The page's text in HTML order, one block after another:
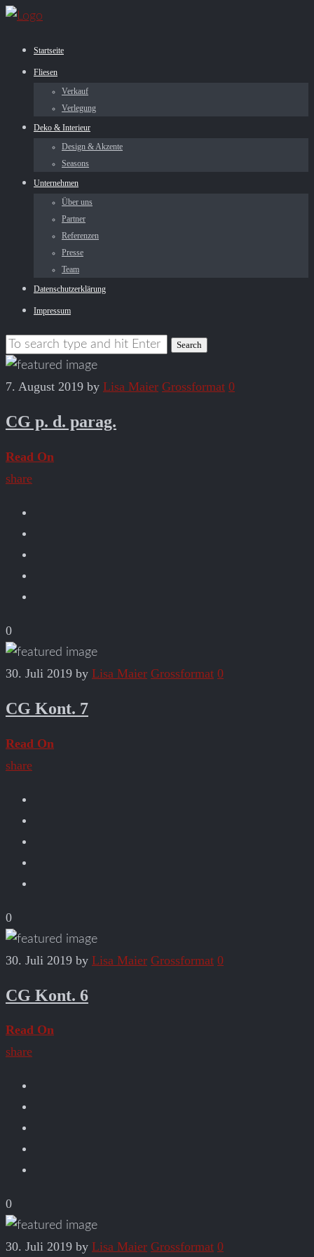
Startseite
Fliesen
Verkauf
Verlegung
Deko & Interieur
Design & Akzente
Seasons
Unternehmen
Über uns
Partner
Referenzen
Presse
Team
Datenschutzerklärung
Impressum
7. August 2019 by Lisa Maier Grossformat 0
CG p. d. parag.
Read On
share
0
30. Juli 2019 by Lisa Maier Grossformat 0
CG Kont. 7
Read On
share
0
30. Juli 2019 by Lisa Maier Grossformat 0
CG Kont. 6
Read On
share
0
30. Juli 2019 by Lisa Maier Grossformat 0